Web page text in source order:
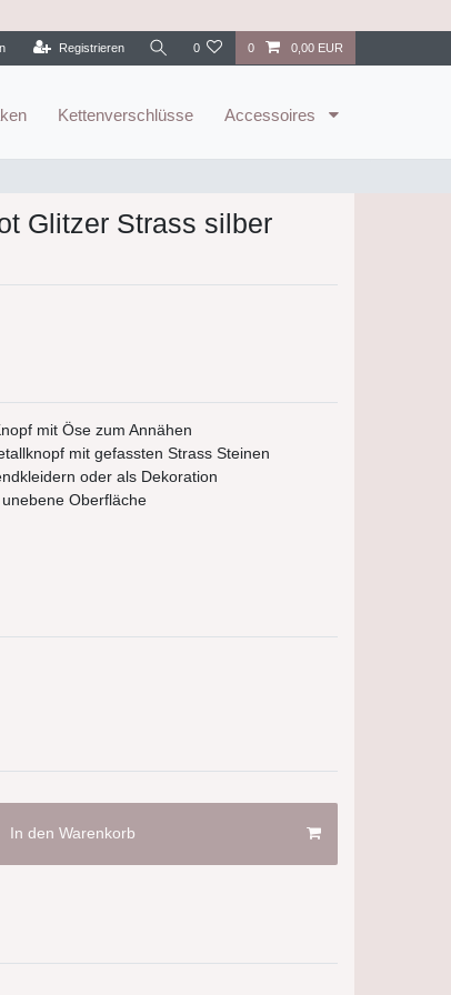
Registrieren 0 0 0,00 EUR
Kettenverschlüsse Accessoires
Glitzer Strass silber
mit Öse zum Annähen
mit gefassten Strass Steinen
oder als Dekoration
Oberfläche
In den Warenkorb